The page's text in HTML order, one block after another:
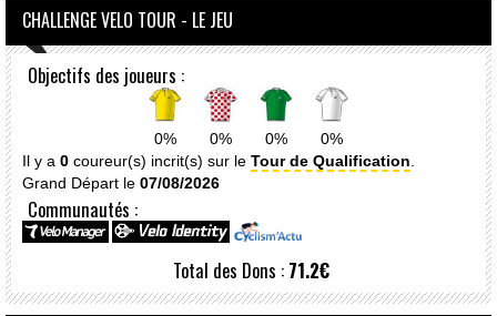
CHALLENGE VELO TOUR - LE JEU
Objectifs des joueurs :
0% 0% 0%
0%
Il y a 0 coureur(s) incrit(s) sur le Tour de Qualification.
Grand Départ le 07/08/2026
Communautés :
Total des Dons : 71.2€